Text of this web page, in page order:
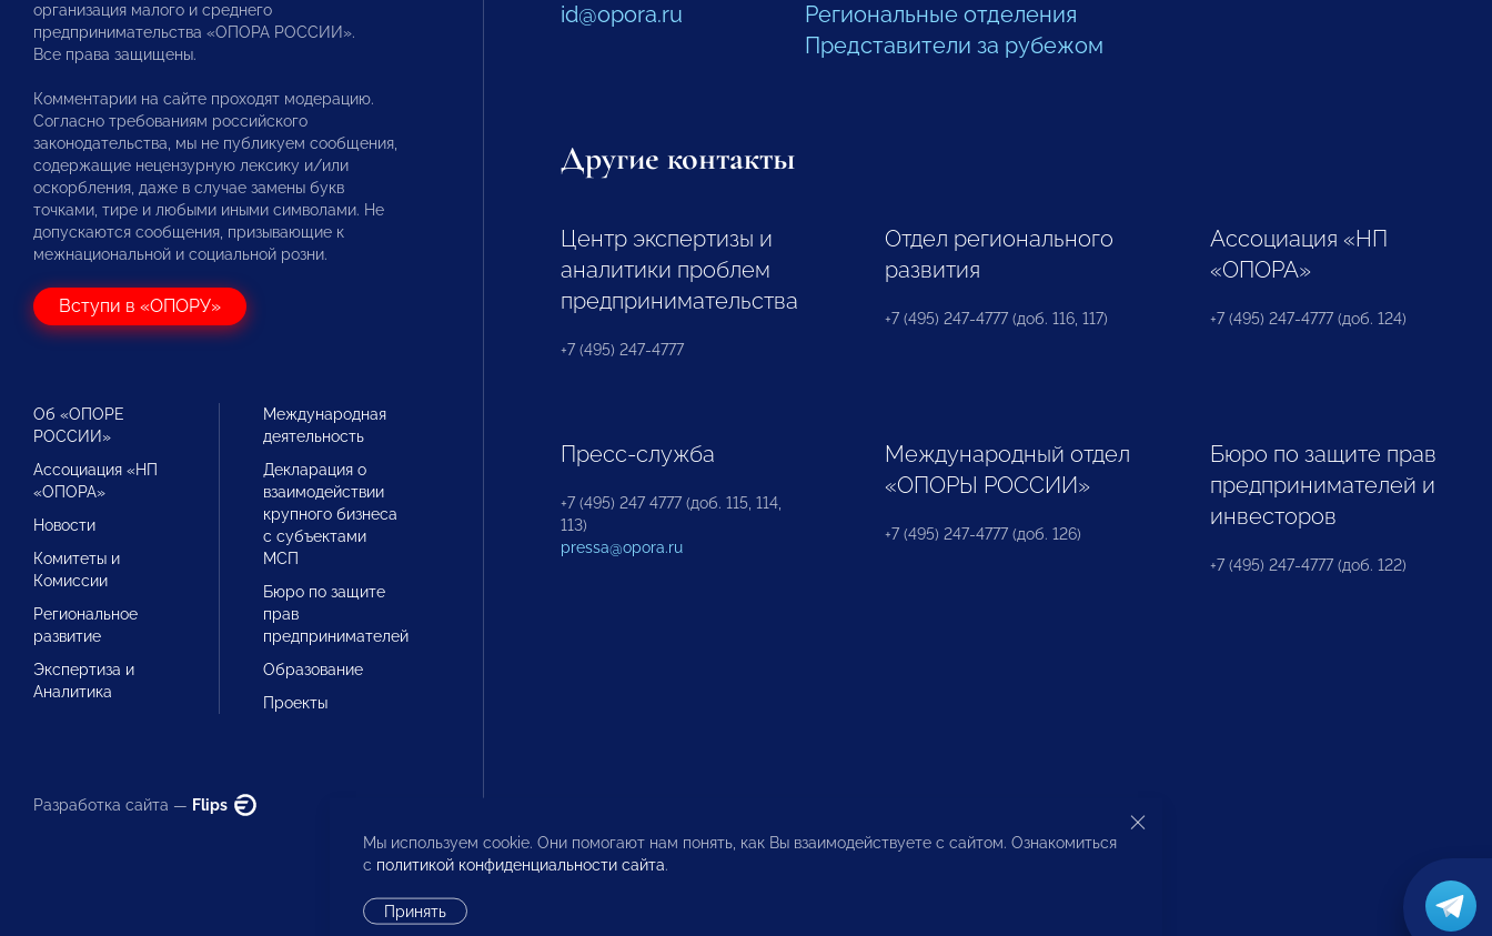
организация малого и среднего
предпринимательства «ОПОРА РОССИИ».
Все права защищены.
Комментарии на сайте проходят модерацию.
Согласно требованиям российского
законодательства, мы не публикуем сообщения,
содержащие нецензурную лексику и/или
оскорбления, даже в случае замены букв
точками, тире и любыми иными символами. Не
допускаются сообщения, призывающие к
межнациональной и социальной розни.
Вступи в «ОПОРУ»
Об «ОПОРЕ
РОССИИ»
Ассоциация «НП
«ОПОРА»
Новости
Комитеты и
Комиссии
Региональное
развитие
Экспертиза и
Аналитика
Международная
деятельность
Декларация о
взаимодействии
крупного бизнеса
с субъектами
МСП
Бюро по защите
прав
предпринимателей
Образование
Проекты
Разработка сайта — Flips
id@opora.ru
Региональные отделения
Представители за рубежом
Другие контакты
Центр экспертизы и
аналитики проблем
предпринимательства
+7 (495) 247-4777
Отдел регионального
развития
+7 (495) 247-4777 (доб. 116, 117)
Ассоциация «НП
«ОПОРА»
+7 (495) 247-4777 (доб. 124)
Пресс-служба
+7 (495) 247 4777 (доб. 115, 114,
113)
pressa@opora.ru
Международный отдел
«ОПОРЫ РОССИИ»
+7 (495) 247-4777 (доб. 126)
Бюро по защите прав
предпринимателей и
инвесторов
+7 (495) 247-4777 (доб. 122)
Мы используем cookie. Они помогают нам понять, как Вы взаимодействуете с сайтом. Ознакомиться
с политикой конфиденциальности сайта.
Принять